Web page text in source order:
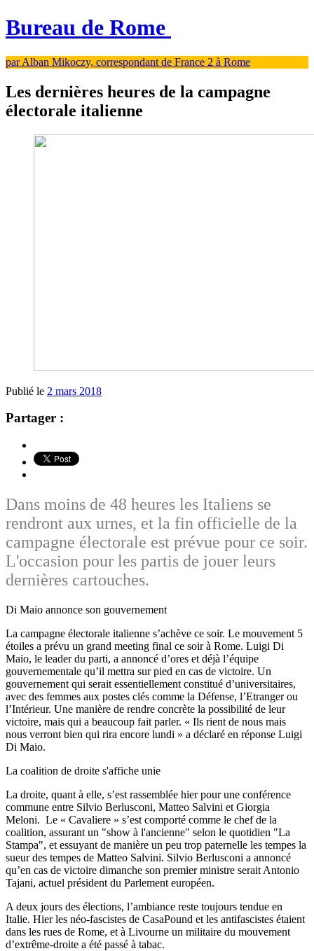
Bureau de Rome
par Alban Mikoczy, correspondant de France 2 à Rome
Les dernières heures de la campagne
électorale italienne
Publié le 2 mars 2018
Partager :
Dans moins de 48 heures les Italiens se
rendront aux urnes, et la fin officielle de la
campagne électorale est prévue pour ce soir.
L'occasion pour les partis de jouer leurs
dernières cartouches.
Di Maio annonce son gouvernement
La campagne électorale italienne s’achève ce soir. Le mouvement 5
étoiles a prévu un grand meeting final ce soir à Rome. Luigi Di
Maio, le leader du parti, a annoncé d’ores et déjà l’équipe
gouvernementale qu’il mettra sur pied en cas de victoire. Un
gouvernement qui serait essentiellement constitué d’universitaires,
avec des femmes aux postes clés comme la Défense, l’Etranger ou
l’Intérieur. Une manière de rendre concrète la possibilité de leur
victoire, mais qui a beaucoup fait parler. « Ils rient de nous mais
nous verront bien qui rira encore lundi » a déclaré en réponse Luigi
Di Maio.
La coalition de droite s'affiche unie
La droite, quant à elle, s’est rassemblée hier pour une conférence
commune entre Silvio Berlusconi, Matteo Salvini et Giorgia
Meloni. Le « Cavaliere » s’est comporté comme le chef de la
coalition, assurant un "show à l'ancienne" selon le quotidien "La
Stampa", et essuyant de manière un peu trop paternelle les tempes la
sueur des tempes de Matteo Salvini. Silvio Berlusconi a annoncé
qu’en cas de victoire dimanche son premier ministre serait Antonio
Tajani, actuel président du Parlement européen.
A deux jours des élections, l’ambiance reste toujours tendue en
Italie. Hier les néo-fascistes de CasaPound et les antifascistes étaient
dans les rues de Rome, et à Livourne un militaire du mouvement
d’extrême-droite a été passé à tabac.